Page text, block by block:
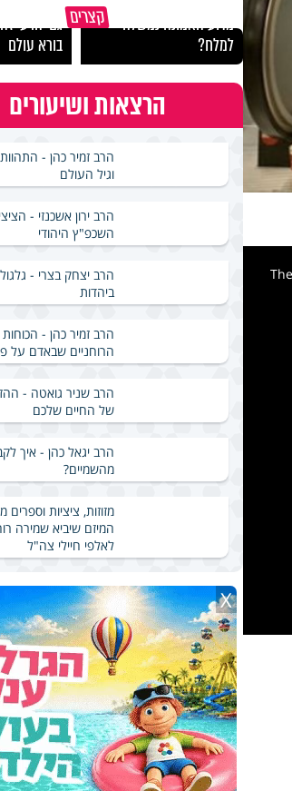
קצרים
מדוע האמונה נמשלה
למלח?
גם ׳הרע׳
בורא עולם
הרצאות ושיעורים
הרב זמיר כהן -
וגיל העולם
הרב ירון אשכנזי -
השכפ"ץ היהודי
הרב יצחק בצרי -
ביהדות
הרב זמיר כהן - הכוחות
הרוחניים שבאדם על
הרב שניר גואטה -
של החיים שלכם
הרב יגאל כהן - איך
מהשמיים?
מזוזות, ציציות וספרים
המיזם שיביא שמירה
לאלפי חיילי צה"ל
X